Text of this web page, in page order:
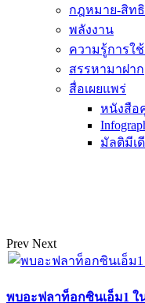
กฎหมาย-สิท
พลังงาน
ความรู้การใ
สรรหามาฝาก
สื่อเผยแพร่
หนังสือ
มัลติมีเ
Prev Next
พบอะฟลาท็อกซินเอ็ม1 ใ